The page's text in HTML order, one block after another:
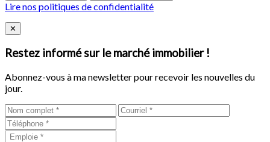
Lire nos politiques de confidentialité
Close
✕
Restez informé sur le marché immobilier !
Abonnez-vous à ma newsletter pour recevoir les nouvelles du
jour.